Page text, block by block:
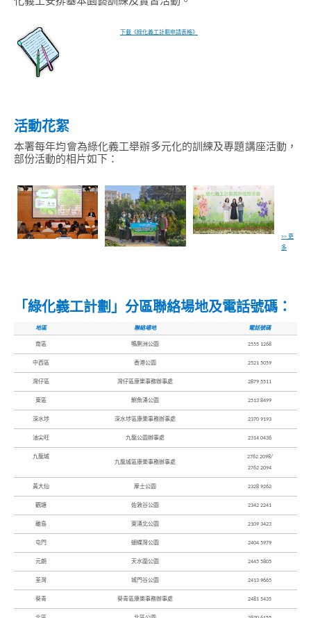
下載《綠化義工計劃申請表格》
活動花絮
本署每年均會為綠化義工舉辦多元化的訓練及專題講座活動，
部份活動的相片如下：
>>更
多
「綠化義工計劃」分區聯絡場地及電話號碼：
地區 聯絡場地 電話號碼
南區 鴨脷洲公園 2555 1268
中西區 香港公園 2521 5059
灣仔區 灣仔區康樂事務辦事處 2879 5511
東區 鰂魚涌公園 2513 8499
深水埗 深水埗區康樂事務辦事處 2370 9193
油尖旺 九龍公園辦事處 2314 0436
九龍城
九龍城區康樂事務辦事處
2762 2098/
2762 2094
黃大仙 摩士公園 2328 9262
觀塘 佐敦谷公園 2342 2241
離島 東涌北公園 2109 3423
屯門 蝴蝶灣公園 2404 5979
元朗 天水圍公園 2445 5805
荃灣 城門谷公園 2413 9665
葵青 葵青區康樂事務辦事處 2481 5435